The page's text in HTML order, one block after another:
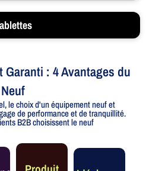
Garanti : 4 Avantages du
Neuf
le choix d'un équipement neuf et
de performance et de tranquillité.
B2B choisissent le neuf